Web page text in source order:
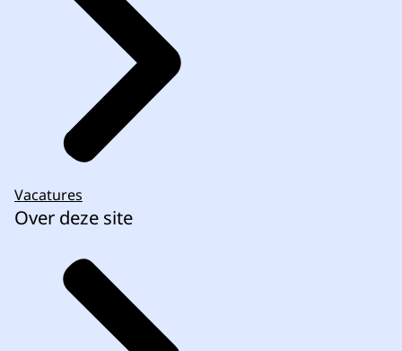
Vacatures
Over deze site